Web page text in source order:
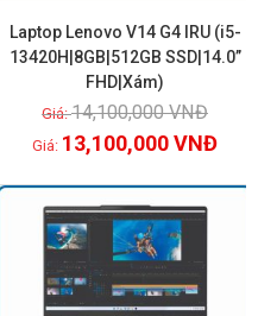
Xem chi tiết
Laptop Lenovo V14 G4 IRU (i5-
13420H|8GB|512GB SSD|14.0”
FHD|Xám)
14,100,000VNĐ
13,100,000VNĐ
GIẢM GIÁ!